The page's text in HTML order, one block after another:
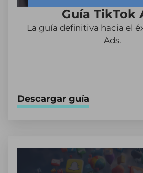
Guía TikTok
La guía definitiva hacia el
Ads.
Descargar guía